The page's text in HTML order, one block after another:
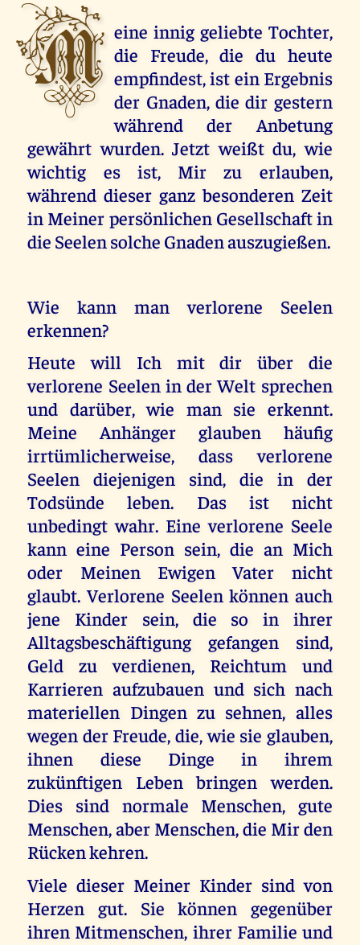
M eine innig geliebte Tochter,
die Freude, die du heute
empfindest, ist ein Ergebnis
der Gnaden, die dir gestern
während der Anbetung
gewährt wurden. Jetzt weißt du, wie
wichtig es ist, Mir zu erlauben,
während dieser ganz besonderen Zeit
in Meiner persönlichen Gesellschaft in
die Seelen solche Gnaden auszugießen.
Wie kann man verlorene Seelen
erkennen?
Heute will Ich mit dir über die
verlorene Seelen in der Welt sprechen
und darüber, wie man sie erkennt.
Meine Anhänger glauben häufig
irrtümlicherweise, dass verlorene
Seelen diejenigen sind, die in der
Todsünde leben. Das ist nicht
unbedingt wahr. Eine verlorene Seele
kann eine Person sein, die an Mich
oder Meinen Ewigen Vater nicht
glaubt. Verlorene Seelen können auch
jene Kinder sein, die so in ihrer
Alltagsbeschäftigung gefangen sind,
Geld zu verdienen, Reichtum und
Karrieren aufzubauen und sich nach
materiellen Dingen zu sehnen, alles
wegen der Freude, die, wie sie glauben,
ihnen diese Dinge in ihrem
zukünftigen Leben bringen werden.
Dies sind normale Menschen, gute
Menschen, aber Menschen, die Mir den
Rücken kehren.
Viele dieser Meiner Kinder sind von
Herzen gut. Sie können gegenüber
ihren Mitmenschen, ihrer Familie und